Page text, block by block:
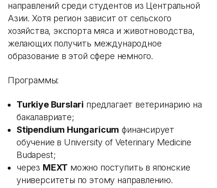
направлений среди студентов из Центральной
Азии. Хотя регион зависит от сельского
хозяйства, экспорта мяса и животноводства,
желающих получить международное
образование в этой сфере немного.
Программы:
Turkiye Burslari предлагает ветеринарию на
бакалавриате;
Stipendium Hungaricum финансирует
обучение в University of Veterinary Medicine
Budapest;
через MEXT можно поступить в японские
университеты по этому направлению.